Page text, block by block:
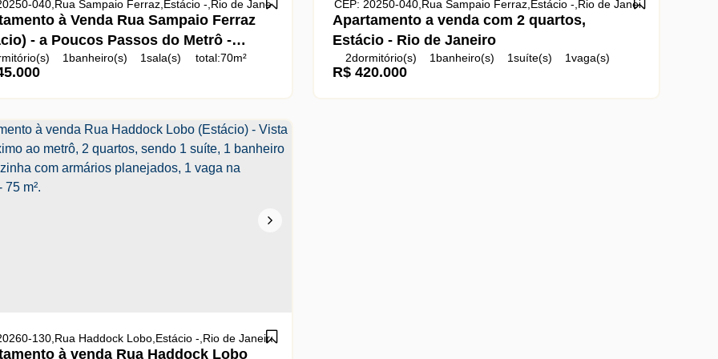
à Venda Rua Sampaio Ferraz
- a Poucos Passos do Metrô -
Sala, 2 Quartos, 1 Banheiro Social,
Cozinha, Dependência Completa
na Escritura - 70 M².
040 Rua Sampaio Ferraz Estácio Rio de Janeiro Rio de Janeiro ,Brasil
1 banheiro(s) 1sala(s) total:70m²
útil:
Apartamento a venda com 2 quartos,
Estácio - Rio de Janeiro
R$ 420.000
CEP: 20250-040 Rua Sampaio Ferraz Estácio Rio de Janeiro
2dormitório(s) 1 banheiro(s) 1suíte(s) 1vaga(s)
útil:75m² terreno:
à venda Rua Haddock Lobo
130 Rua Haddock Lobo Estácio Rio de Janeiro